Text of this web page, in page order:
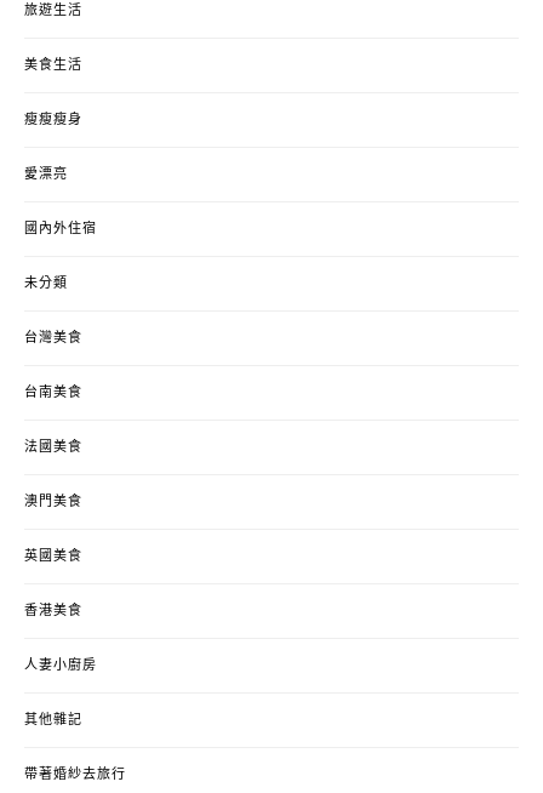
旅遊生活
美食生活
瘦瘦瘦身
愛漂亮
國內外住宿
未分類
台灣美食
台南美食
法國美食
澳門美食
英國美食
香港美食
人妻小廚房
其他雜記
帶著婚紗去旅行